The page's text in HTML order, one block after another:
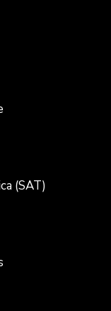
(SAT)